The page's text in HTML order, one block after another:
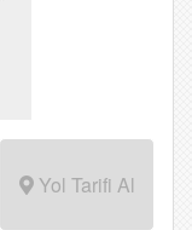
Yol Tarifi Al